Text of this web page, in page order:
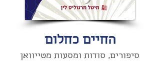
החיים כחלום
סיפורים, סודות ומסעות מטייוואן